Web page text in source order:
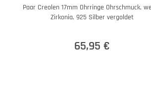
Paar Creolen 17mm Ohrringe Ohrschmuck,
Zirkonia, 925 Silber vergoldet
65,95 €